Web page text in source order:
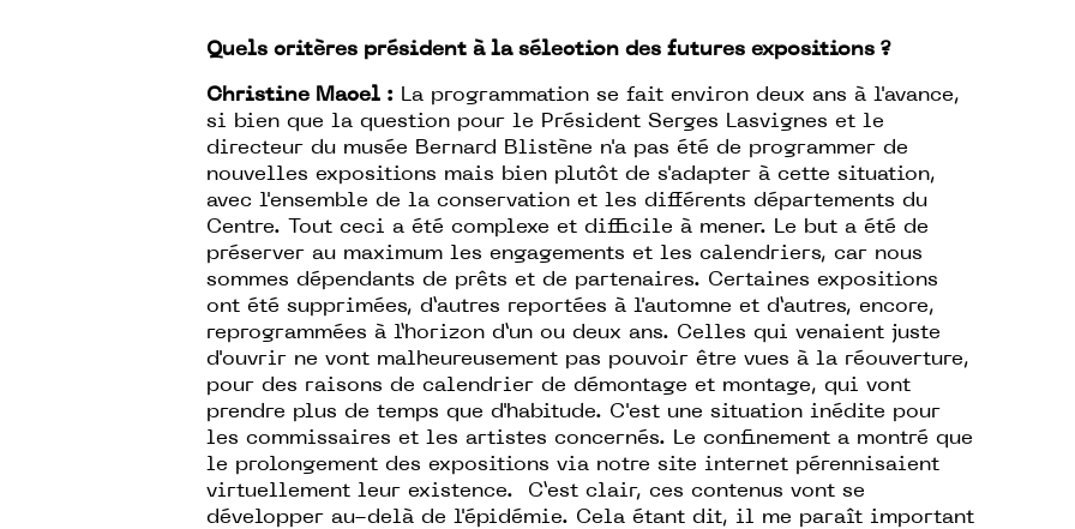
Quels critères président à la sélection des futures expositions ?
Christine Macel : La programmation se fait environ deux ans à l'avance,
si bien que la question pour le Président Serges Lasvignes et le
directeur du musée Bernard Blistène n'a pas été de programmer de
nouvelles expositions mais bien plutôt de s'adapter à cette situation,
avec l'ensemble de la conservation et les différents départements du
Centre. Tout ceci a été complexe et difficile à mener. Le but a été de
préserver au maximum les engagements et les calendriers, car nous
sommes dépendants de prêts et de partenaires. Certaines expositions
ont été supprimées, d’autres reportées à l'automne et d’autres, encore,
reprogrammées à l’horizon d’un ou deux ans. Celles qui venaient juste
d'ouvrir ne vont malheureusement pas pouvoir être vues à la réouverture,
pour des raisons de calendrier de démontage et montage, qui vont
prendre plus de temps que d'habitude. C'est une situation inédite pour
les commissaires et les artistes concernés. Le confinement a montré que
le prolongement des expositions via notre site internet pérennisaient
virtuellement leur existence. C’est clair, ces contenus vont se
développer au-delà de l'épidémie. Cela étant dit, il me paraît important